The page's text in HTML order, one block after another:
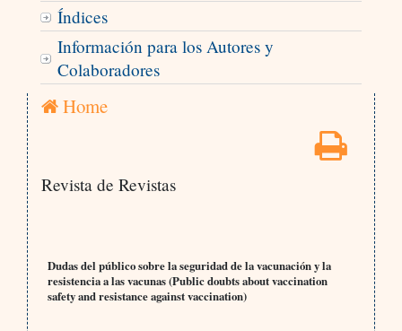
Índices
Información para los Autores y
Colaboradores
Home
Revista de Revistas
Dudas del público sobre la seguridad de la vacunación y la
resistencia a las vacunas (Public doubts about vaccination
safety and resistance against vaccination)